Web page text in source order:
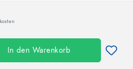
In den Warenkorb